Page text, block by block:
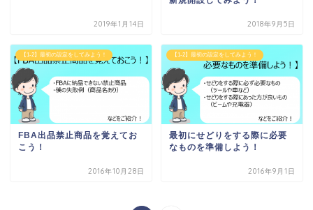
2019年1月14日 2018年9月5日
【1-2】最初の設定をしてみよう！
FBA出品禁止商品を覚えてお
こう！
2016年10月28日
【1-2】最初の設定をしてみよう！
最初にせどりをする際に必要
なものを準備しよう！
2016年9月1日